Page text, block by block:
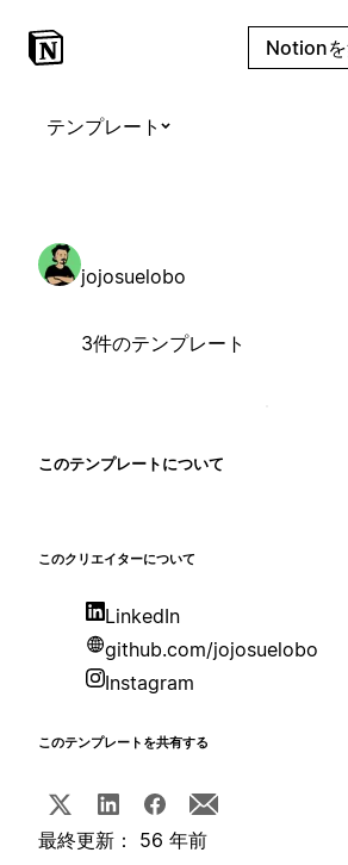
Notionを
テンプレート
jojosuelobo
3件のテンプレート
このテンプレートについて
このクリエイターについて
LinkedIn
github.com/jojosuelobo
Instagram
このテンプレートを共有する
最終更新： 56 年前